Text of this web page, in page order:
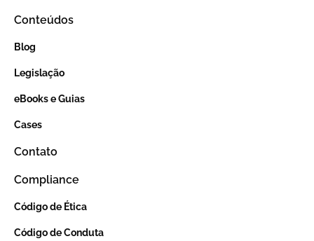
Conteúdos
Blog
Legislação
eBooks e Guias
Cases
Contato
Compliance
Código de Ética
Código de Conduta